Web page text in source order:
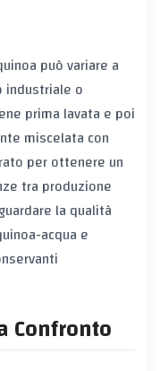
può variare a
o
prima lavata e poi
miscelata con
per ottenere un
tra produzione
la qualità
acqua e